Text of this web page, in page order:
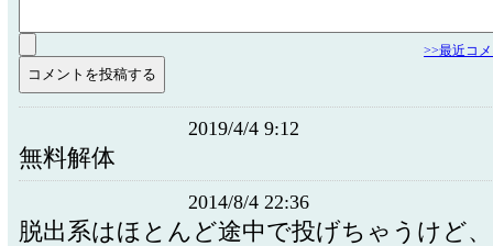
>>最近コ
2019/4/4 9:12
無料解体
2014/8/4 22:36
脱出系はほとんど途中で投げちゃうけど